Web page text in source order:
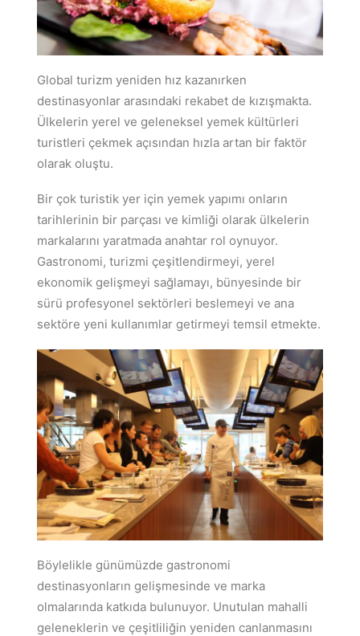
Global turizm yeniden hız kazanırken
destinasyonlar arasındaki rekabet de kızışmakta.
Ülkelerin yerel ve geleneksel yemek kültürleri
turistleri çekmek açısından hızla artan bir faktör
olarak oluştu.
Bir çok turistik yer için yemek yapımı onların
tarihlerinin bir parçası ve kimliği olarak ülkelerin
markalarını yaratmada anahtar rol oynuyor.
Gastronomi, turizmi çeşitlendirmeyi, yerel
ekonomik gelişmeyi sağlamayı, bünyesinde bir
sürü profesyonel sektörleri beslemeyi ve ana
sektöre yeni kullanımlar getirmeyi temsil etmekte.
Böylelikle günümüzde gastronomi
destinasyonların gelişmesinde ve marka
olmalarında katkıda bulunuyor. Unutulan mahalli
geleneklerin ve çeşitliliğin yeniden canlanmasını